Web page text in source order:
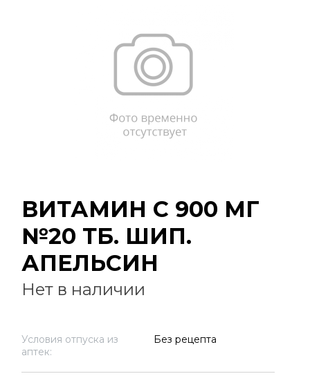
ВИТАМИН С 900 МГ
№20 ТБ. ШИП.
АПЕЛЬСИН
Нет в наличии
Условия отпуска из
аптек:
Без рецепта